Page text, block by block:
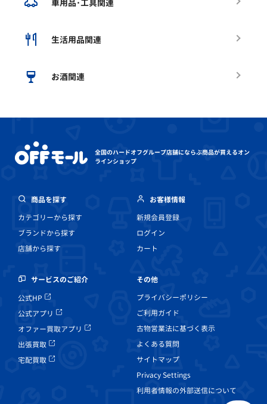
車用品･工具関連
生活用品関連
お酒関連
全国のハードオフグループ店舗にならぶ商品が買えるオン
ラインショップ
商品を探す
カテゴリーから探す
ブランドから探す
店舗から探す
お客様情報
新規会員登録
ログイン
カート
サービスのご紹介
公式HP
公式アプリ
オファー買取アプリ
出張買取
宅配買取
その他
プライバシーポリシー
ご利用ガイド
古物営業法に基づく表示
よくある質問
サイトマップ
Privacy Settings
利用者情報の外部送信について